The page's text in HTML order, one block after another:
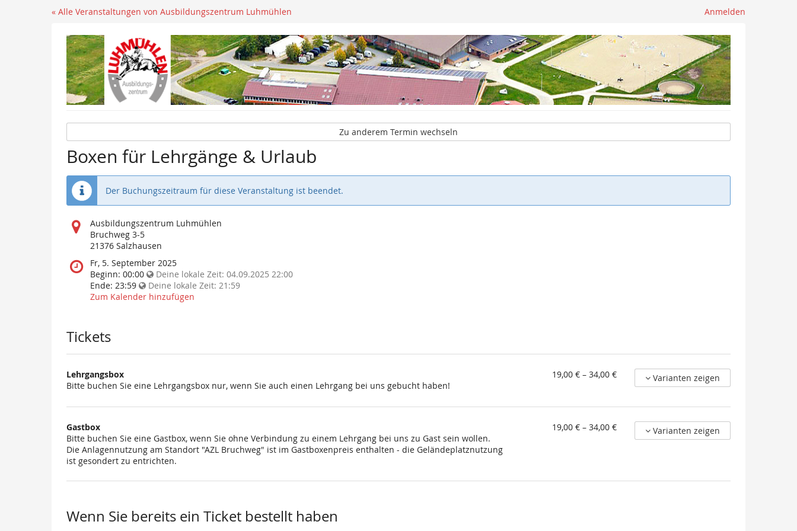
Anmelden
« Alle Veranstaltungen von Ausbildungszentrum Luhmühlen
Zu anderem Termin wechseln
Boxen für Lehrgänge & Urlaub
Der Buchungszeitraum für diese Veranstaltung ist beendet.
Wo
findet
diese
statt?
Ausbildungszentrum Luhmühlen
Bruchweg 3-5
21376 Salzhausen
Wann
findet
diese
Veranstaltung
Fr, 5. September 2025
Beginn: 00:00 Deine lokale Zeit: 04.09.2025 22:00
Ende: 23:59 Deine lokale Zeit: 21:59
Zum Kalender hinzufügen
Tickets
Lehrgangsbox
Bitte buchen Sie eine Lehrgangsbox nur, wenn Sie auch einen Lehrgang bei uns gebucht haben!
von
34,00 €
19,00 € – 34,00 € Varianten zeigen
Gastbox
Bitte buchen Sie eine Gastbox, wenn Sie ohne Verbindung zu einem Lehrgang bei uns zu Gast sein wollen.
Die Anlagennutzung am Standort "AZL Bruchweg" ist im Gastboxenpreis enthalten - die Geländeplatznutzung
ist gesondert zu entrichten.
von
19,00 € – 34,00 € Varianten zeigen
Wenn Sie bereits ein Ticket bestellt haben